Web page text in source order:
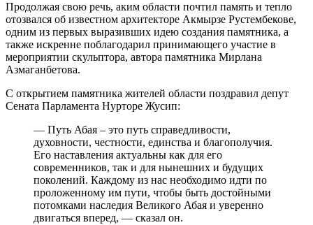
Продолжая свою речь, аким области почтил память и тепло
отозвался об известном архитекторе Акмырзе Рустембекове,
одним из первых выразивших идею создания памятника, а
также искренне поблагодарил принимающего участие в
мероприятии скульптора, автора памятника Мирлана
Азмаганбетова.
С открытием памятника жителей области поздравил депут
Сената Парламента Нурторе Жусип:
— Путь Абая – это путь справедливости,
духовности, честности, единства и благополучия.
Его наставления актуальны как для его
современников, так и для нынешних и будущих
поколений. Каждому из нас необходимо идти по
проложенному им пути, чтобы быть достойными
потомками наследия Великого Абая и уверенно
двигаться вперед, — сказал он.